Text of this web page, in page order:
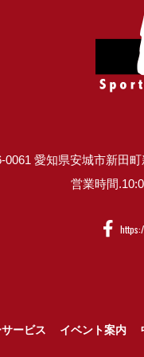
0061 愛知県安城市新田
営業時間
ービス イベント案内